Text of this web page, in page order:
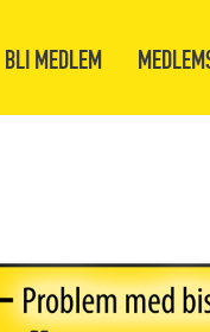
BLI MEDLEM